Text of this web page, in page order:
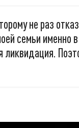
не раз
семьи именно
ликвидация.